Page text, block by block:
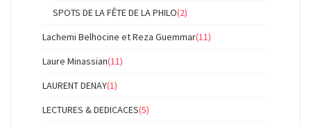
SPOTS DE LA FÊTE DE LA PHILO(2)
Lachemi Belhocine et Reza Guemmar(11)
Laure Minassian(11)
LAURENT DENAY(1)
LECTURES & DEDICACES(5)